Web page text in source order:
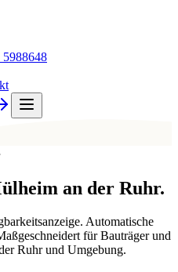
an der Ruhr.
Automatische
für Bauträger und
Ruhr und Umgebung.